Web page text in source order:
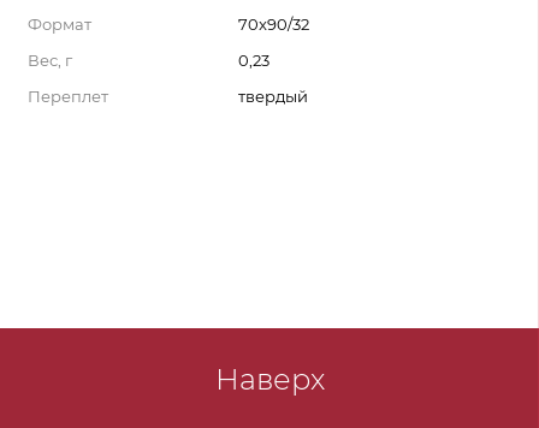
Формат
70x90/32
Вес, г
0,23
Переплет
твердый
Наверх